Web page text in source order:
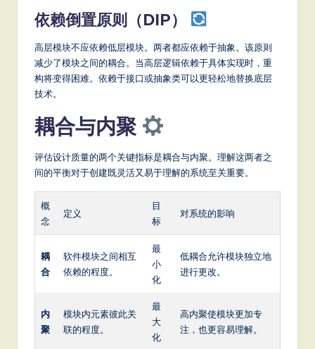
依赖倒置原则（DIP）
高层模块不应依赖低层模块。两者都应依赖于抽象。该原则
减少了模块之间的耦合。当高层逻辑依赖于具体实现时，重
构将变得困难。依赖于接口或抽象类可以更轻松地替换底层
技术。
耦合与内聚
评估设计质量的两个关键指标是耦合与内聚。理解这两者之
间的平衡对于创建既灵活又易于理解的系统至关重要。
概
念
定义
目
标
对系统的影响
耦
合
软件模块之间相互
依赖的程度。
最
小
化
低耦合允许模块独立地
进行更改。
内
聚
模块内元素彼此关
联的程度。
最
大
化
高内聚使模块更加专
注，也更容易理解。